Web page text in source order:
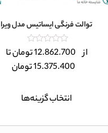
توالت فرنگی ایساتیس مدل ویرا
امتیاز
0
از
از 12.862.700تومانتا
15.375.400تومان
انتخاب گزینه‌ها